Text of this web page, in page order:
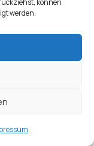
können
werden.